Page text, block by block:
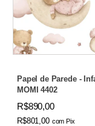
Papel de Parede -
MOMI 4402
R$890,00
R$801,00 com Pix